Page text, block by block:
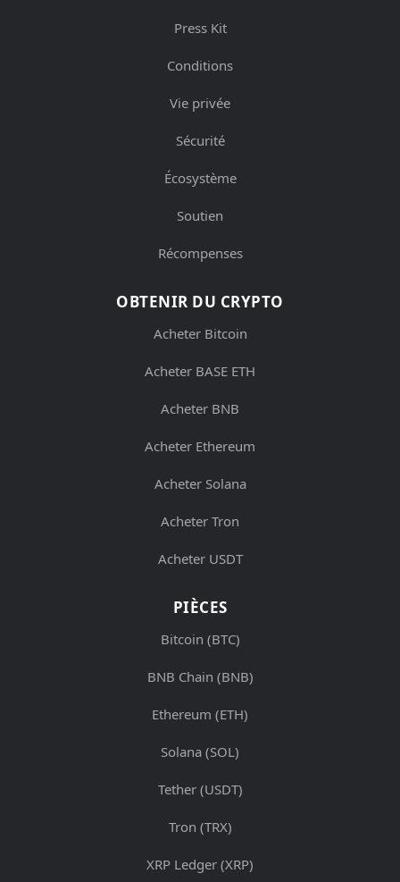
Press Kit
Conditions
Vie privée
Sécurité
Écosystème
Soutien
Récompenses
OBTENIR DU CRYPTO
Acheter Bitcoin
Acheter BASE ETH
Acheter BNB
Acheter Ethereum
Acheter Solana
Acheter Tron
Acheter USDT
PIÈCES
Bitcoin (BTC)
BNB Chain (BNB)
Ethereum (ETH)
Solana (SOL)
Tether (USDT)
Tron (TRX)
XRP Ledger (XRP)